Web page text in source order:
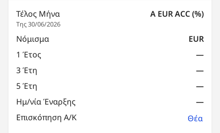
Τέλος Μήνα
Της 30/06/2026
A EUR ACC (%)
Νόμισμα
EUR
1 Έτος
—
3 Έτη
—
5 Έτη
—
Ημ/νία Έναρξης
—
Επισκόπηση Α/Κ
Θέα